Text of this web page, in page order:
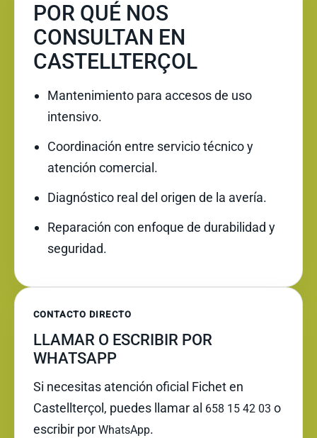
POR QUÉ NOS
CONSULTAN EN
CASTELLTERÇOL
Mantenimiento para accesos de uso
intensivo.
Coordinación entre servicio técnico y
atención comercial.
Diagnóstico real del origen de la avería.
Reparación con enfoque de durabilidad y
seguridad.
CONTACTO DIRECTO
LLAMAR O ESCRIBIR POR
WHATSAPP
Si necesitas atención oficial Fichet en
Castellterçol, puedes llamar al 658 15 42 03 o
escribir por WhatsApp.